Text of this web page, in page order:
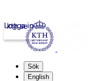
kth.se
Logga in
Sök
English